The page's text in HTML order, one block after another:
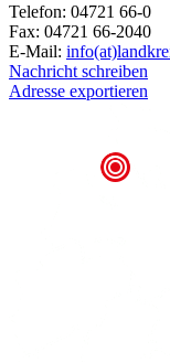
Telefon: 04721 66-0
Fax: 04721 66-2040
E-Mail:
Nachricht schreiben
Adresse exportieren